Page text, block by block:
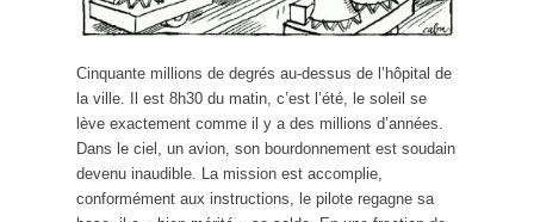
Cinquante millions de degrés au-dessus de l’hôpital de
la ville. Il est 8h30 du matin, c’est l’été, le soleil se
lève exactement comme il y a des millions d’années.
Dans le ciel, un avion, son bourdonnement est soudain
devenu inaudible. La mission est accomplie,
conformément aux instructions, le pilote regagne sa